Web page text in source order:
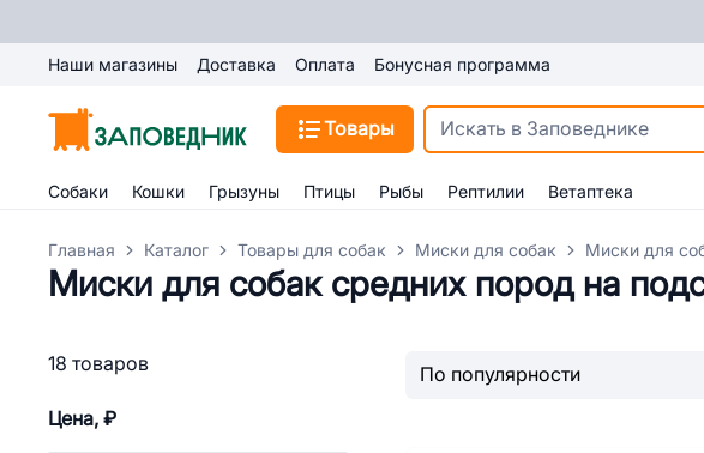
Наши магазины Доставка Оплата Бонусная программа
Товары
Собаки Кошки Грызуны Птицы Рыбы Рептилии Ветаптека
Главная Каталог Товары для собак Миски для собак Миски для
Миски для собак средних пород на
18 товаров
Цена, ₽